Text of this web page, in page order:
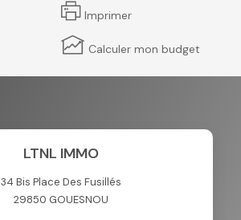
Imprimer
Calculer mon budget
LTNL IMMO
34 Bis Place Des Fusillés
29850 GOUESNOU